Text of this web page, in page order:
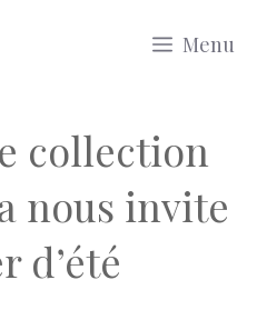
Menu
collection
nous invite
d’été